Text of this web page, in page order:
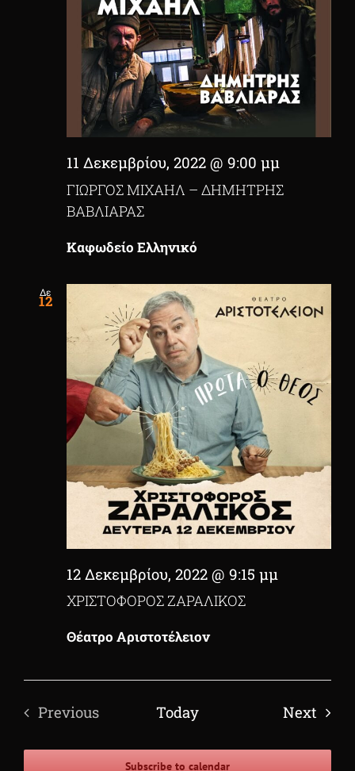
11 Δεκεμβρίου, 2022 @ 9:00 μμ
ΓΙΩΡΓΟΣ ΜΙΧΑΗΛ – ΔΗΜΗΤΡΗΣ
ΒΑΒΛΙΑΡΑΣ
Καφωδείο Ελληνικό
Δε
12
12 Δεκεμβρίου, 2022 @ 9:15 μμ
ΧΡΙΣΤΟΦΟΡΟΣ ΖΑΡΑΛΙΚΟΣ
Θέατρο Αριστοτέλειον
Previous
Today Next
Subscribe to calendar